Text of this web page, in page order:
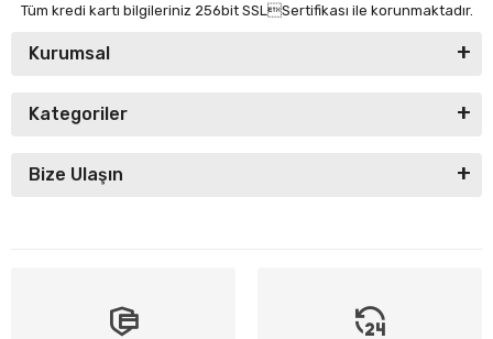
Tüm kredi kartı bilgileriniz 256bit SSLSertifikası ile korunmaktadır.
Kurumsal
Kategoriler
Bize Ulaşın